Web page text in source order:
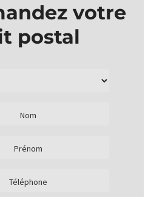
votre
postal